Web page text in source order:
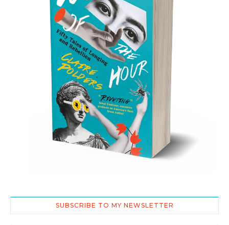
SUBSCRIBE TO MY NEWSLETTER